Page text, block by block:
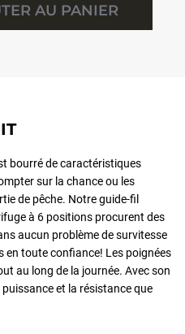
AU PANIER
bourré de caractéristiques
sur la chance ou les
de pêche. Notre guide-fil
à 6 positions procurent des
aucun problème de survitesse
en toute confiance! Les poignées
au long de la journée. Avec son
et la résistance que